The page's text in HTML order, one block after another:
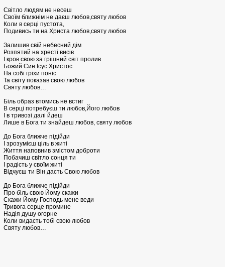
Світло людям не несеш
Своїм ближнім не даєш любов,святу любов
Коли в серці пустота,
Подивись ти на Христа любов,святу любов
Залишив свій небесний дім
Розпятий на хресті висів
І кров свою за грішний світ пролив
Божий Син Ісус Христос
На собі гріхи поніс
Та світу показав свою любов
Святу любов…
Біль образ втомись не встиг
В серці потребуєш ти любов,Його любов
І в тривозі далі йдеш
Лише в Бога ти знайдеш любов, святу любов
До Бога ближче підійди
І зрозумієш ціль в житі
Життя наповнив змістом доброти
Побачиш світло сонця ти
І радість у своїм житі
Відчуєш ти Він дасть Свою любов
До Бога ближче підійди
Про біль свою Йому скажи
Скажи Йому Господь мене веди
Тривога серце промине
Надія душу огорне
Коли видасть тобі свою любов
Святу любов…